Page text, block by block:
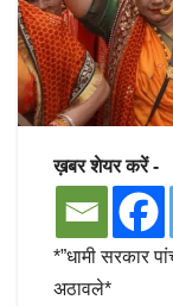
ख़बर शेयर करें -
*”धामी सरकार
अठावले*